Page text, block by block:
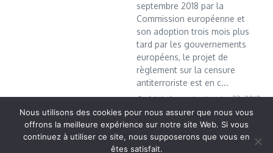
septembre 2018 par la
Commission européenne et
son adoption trois mois plus
tard par les gouvernements
européens, le projet de
règlement sur la censure
antiterroriste est en c...
Cedric Leboussi janvier 23, 2019
Read More
Nous utilisons des cookies pour nous assurer que nous vous
offrons la meilleure expérience sur notre site Web. Si vous
continuez à utiliser ce site, nous supposerons que vous en
êtes satisfait.